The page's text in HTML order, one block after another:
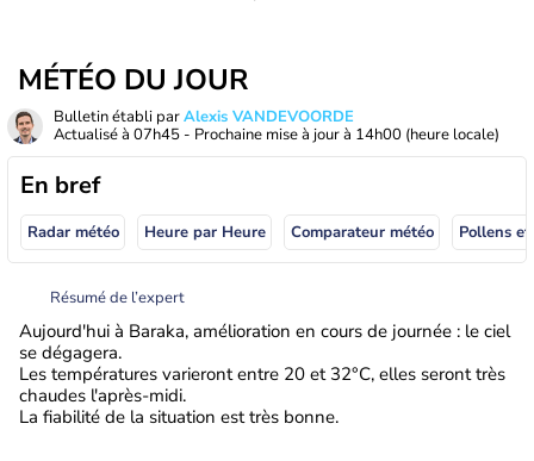
MÉTÉO DU JOUR
Bulletin établi parAlexis VANDEVOORDE
Actualisé à 07h45 - Prochaine mise à jour à 14h00 (heure locale)
En bref
Radar météo Heure par Heure Comparateur météo Pollens
Résumé de l’expert
Aujourd'hui à Baraka, amélioration en cours de journée : le ciel
se dégagera.
Les températures varieront entre 20 et 32°C, elles seront très
chaudes l'après-midi.
La fiabilité de la situation est très bonne.